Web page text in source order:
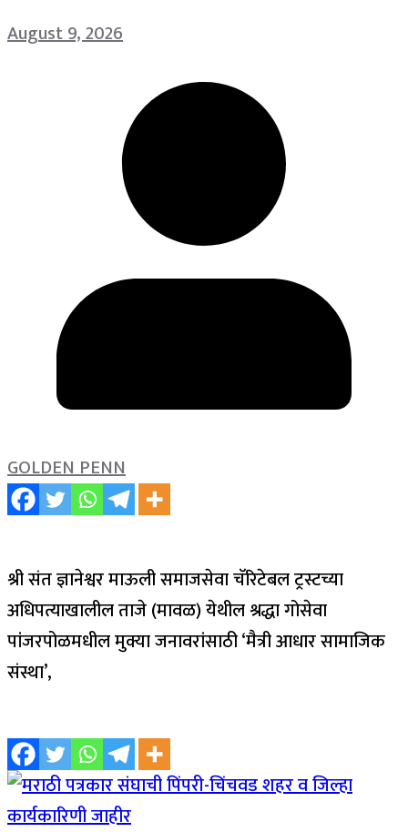
August 9, 2026
GOLDEN PENN
श्री संत ज्ञानेश्वर माऊली समाजसेवा चॅरिटेबल ट्रस्टच्या
अधिपत्याखालील ताजे (मावळ) येथील श्रद्धा गोसेवा
पांजरपोळमधील मुक्या जनावरांसाठी ‘मैत्री आधार सामाजिक
संस्था’,